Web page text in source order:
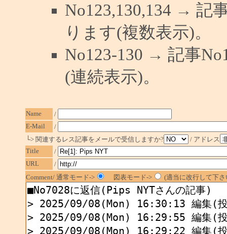
No123,130,134 → 記
ります(複数表示)。
No123-130 → 記事
(連続表示)。
Name
/
E-Mail
/
└> 関連するレス記事をメールで受信しますか?
/ アドレス
Title
/
URL
/
Comment/ 通常モード->
図表モード-> (適当に改行して下